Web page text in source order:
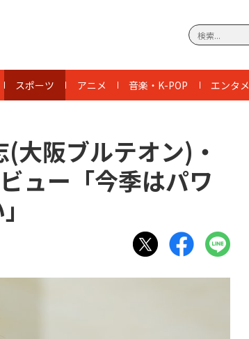
スポーツ アニメ 音楽・K-POP エンタメ
大阪ブルテオン)・
ュー「今季はパワ